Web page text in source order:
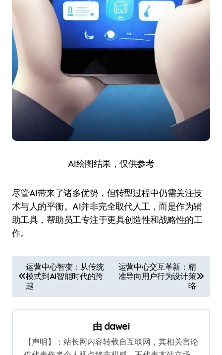
AI绘图结果，仅供参考
尽管AI带来了诸多优势，但转型过程中仍需关注技
术与人的平衡。AI并非完全取代人工，而是作为辅
助工具，帮助员工专注于更具创造性和战略性的工
作。
章
导
航
运营中心智变：从传统
模式到AI智能时代的跨
越
运营中心交互革新：精
准导向用户行为设计策
略
由 dawei
【声明】：站长网内容转载自互联网，其相关言论